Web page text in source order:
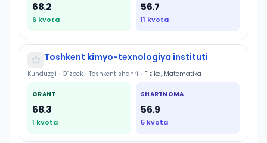
68.2
6 kvota
56.7
11 kvota
Toshkent kimyo-texnologiya instituti
Kunduzgi • O`zbek • Toshkent shahri • Fizika, Matematika
GRANT
68.3
1 kvota
SHARTNOMA
56.9
5 kvota